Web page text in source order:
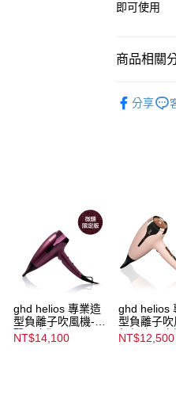
※ 請注意：
※ 交易是否
是否繳費成
【注意事項
「AFTEE
４．使用
即時審查
結果請求用
５．嚴禁一
動。
即可使用
商品相關
分享
ghd helios 專業造
型負離子吹風機-微
醺限定版 Helios
Hairdryer Cherry
NT$14,100
ghd helios
型負離子
紅超跑限定
Helios
NT$12,500